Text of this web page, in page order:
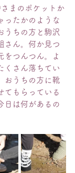
まのポケットか
ったかのような
うちの方と駒沢
さん。何か見つ
をつんつん。よ
くさん落ちてい
おうちの方に靴
てもらっている
日は何があるの